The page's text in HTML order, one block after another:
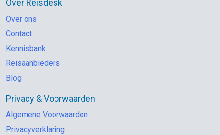
Over Reisdesk
Over ons
Contact
Kennisbank
Reisaanbieders
Blog
Privacy & Voorwaarden
Algemene Voorwaarden
Privacyverklaring